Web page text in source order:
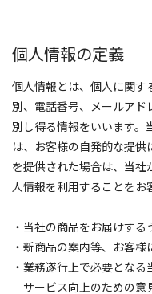
個人情報の定義
個人情報とは、個人に関す
別、電話番号、メールア
別し得る情報をいいます。
は、お客様の自発的な提
を提供された場合は、当
人情報を利用することをお
・当社の商品をお届けす
・新商品の案内等、お客
・業務遂行上で必要とな
サービス向上のための意